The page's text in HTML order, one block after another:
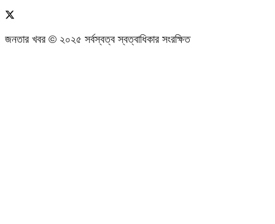
জনতার খবর © ২০২৫ সর্বস্বত্ব স্বত্বাধিকার সংরক্ষিত